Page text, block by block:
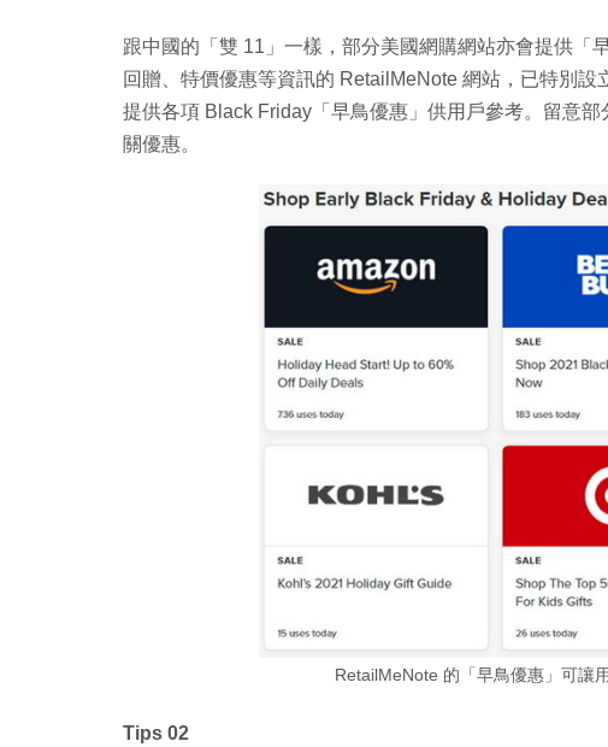
跟中國的「雙 11」一樣，部分美國網購網站亦會提供「
回贈、特價優惠等資訊的 RetailMeNote 網站，已特別設
提供各項 Black Friday「早鳥優惠」供用戶參考。留意
關優惠。
RetailMeNote 的「早鳥優惠」可讓
Tips 02